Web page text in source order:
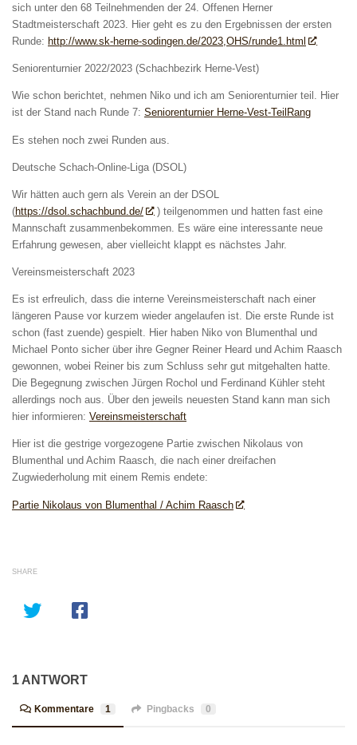
sich unter den 68 Teilnehmenden der 24. Offenen Herner
Stadtmeisterschaft 2023. Hier geht es zu den Ergebnissen der ersten
Runde: http://www.sk-herne-sodingen.de/2023,OHS/runde1.html
Seniorenturnier 2022/2023 (Schachbezirk Herne-Vest)
Wie schon berichtet, nehmen Niko und ich am Seniorenturnier teil. Hier
ist der Stand nach Runde 7: Seniorenturnier Herne-Vest-TeilRang
Es stehen noch zwei Runden aus.
Deutsche Schach-Online-Liga (DSOL)
Wir hätten auch gern als Verein an der DSOL
(https://dsol.schachbund.de/
) teilgenommen und hatten fast eine
Mannschaft zusammenbekommen. Es wäre eine interessante neue
Erfahrung gewesen, aber vielleicht klappt es nächstes Jahr.
Vereinsmeisterschaft 2023
Es ist erfreulich, dass die interne Vereinsmeisterschaft nach einer
längeren Pause vor kurzem wieder angelaufen ist. Die erste Runde ist
schon (fast zuende) gespielt. Hier haben Niko von Blumenthal und
Michael Ponto sicher über ihre Gegner Reiner Heard und Achim Raasch
gewonnen, wobei Reiner bis zum Schluss sehr gut mitgehalten hatte.
Die Begegnung zwischen Jürgen Rochol und Ferdinand Kühler steht
allerdings noch aus. Über den jeweils neuesten Stand kann man sich
hier informieren: Vereinsmeisterschaft
Hier ist die gestrige vorgezogene Partie zwischen Nikolaus von
Blumenthal und Achim Raasch, die nach einer dreifachen
Zugwiederholung mit einem Remis endete:
Partie Nikolaus von Blumenthal / Achim Raasch
SHARE
1 ANTWORT
Kommentare 1 Pingbacks 0